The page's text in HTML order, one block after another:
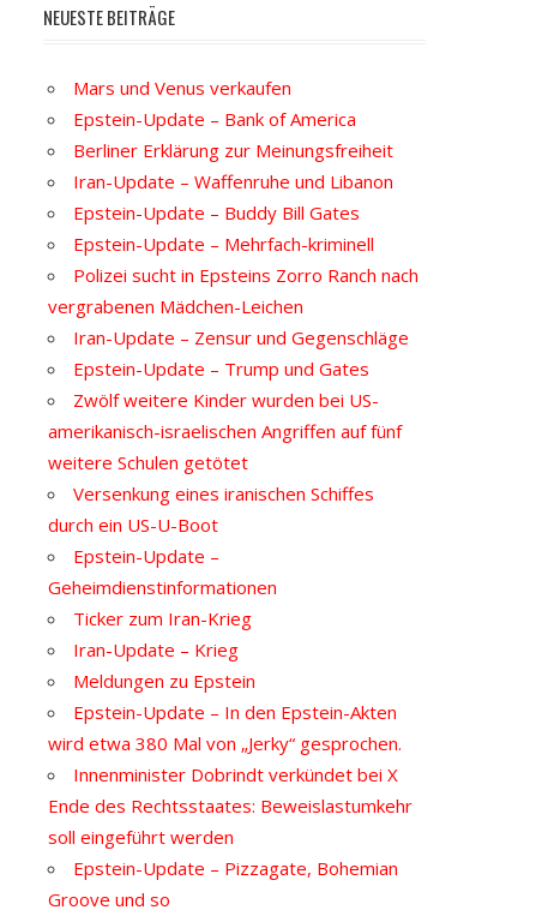
NEUESTE BEITRÄGE
Mars und Venus verkaufen
Epstein-Update – Bank of America
Berliner Erklärung zur Meinungsfreiheit
Iran-Update – Waffenruhe und Libanon
Epstein-Update – Buddy Bill Gates
Epstein-Update – Mehrfach-kriminell
Polizei sucht in Epsteins Zorro Ranch nach
vergrabenen Mädchen-Leichen
Iran-Update – Zensur und Gegenschläge
Epstein-Update – Trump und Gates
Zwölf weitere Kinder wurden bei US-
amerikanisch-israelischen Angriffen auf fünf
weitere Schulen getötet
Versenkung eines iranischen Schiffes
durch ein US-U-Boot
Epstein-Update –
Geheimdienstinformationen
Ticker zum Iran-Krieg
Iran-Update – Krieg
Meldungen zu Epstein
Epstein-Update – In den Epstein-Akten
wird etwa 380 Mal von „Jerky“ gesprochen.
Innenminister Dobrindt verkündet bei X
Ende des Rechtsstaates: Beweislastumkehr
soll eingeführt werden
Epstein-Update – Pizzagate, Bohemian
Groove und so